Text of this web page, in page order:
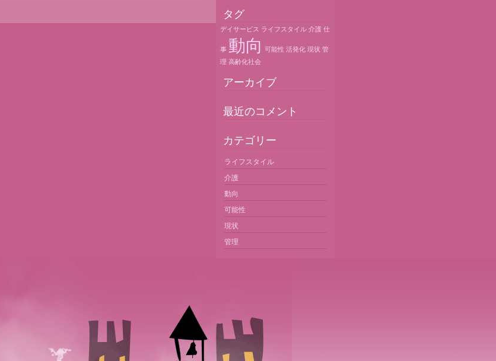
タグ
デイサービス ライフスタイル 介護 仕
事 動向 可能性 活発化 現状 管
理 高齢化社会
アーカイブ
最近のコメント
カテゴリー
ライフスタイル
介護
動向
可能性
現状
管理